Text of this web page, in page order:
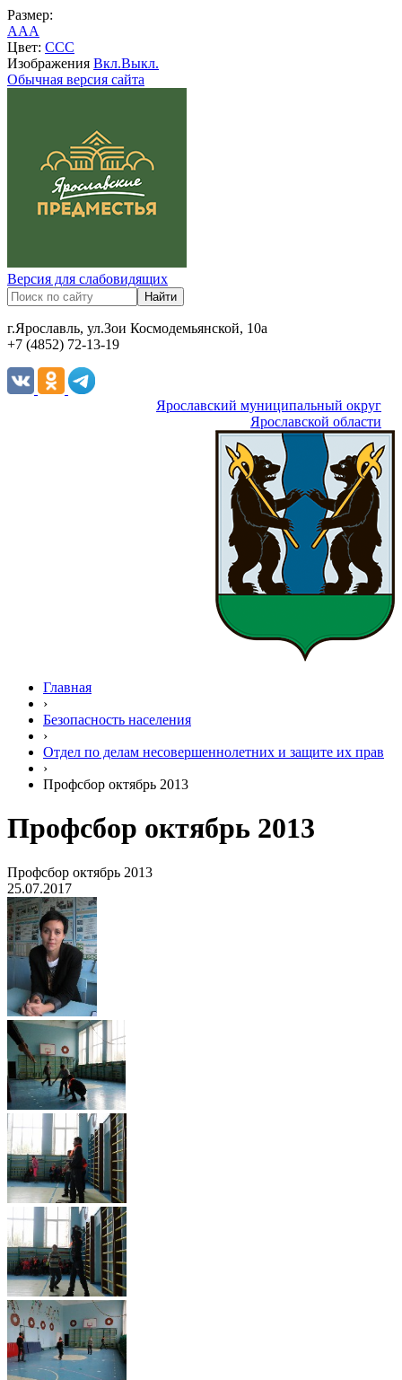
Размер:
AAA
Цвет: CCC
Изображения Вкл.Выкл.
Обычная версия сайта
Версия для слабовидящих
г.Ярославль, ул.Зои Космодемьянской, 10а
+7 (4852) 72-13-19
Ярославский муниципальный округ
Ярославской области
Главная
›
Безопасность населения
›
Отдел по делам несовершеннолетних и защите их прав
›
Профсбор октябрь 2013
Профсбор октябрь 2013
Профсбор октябрь 2013
25.07.2017